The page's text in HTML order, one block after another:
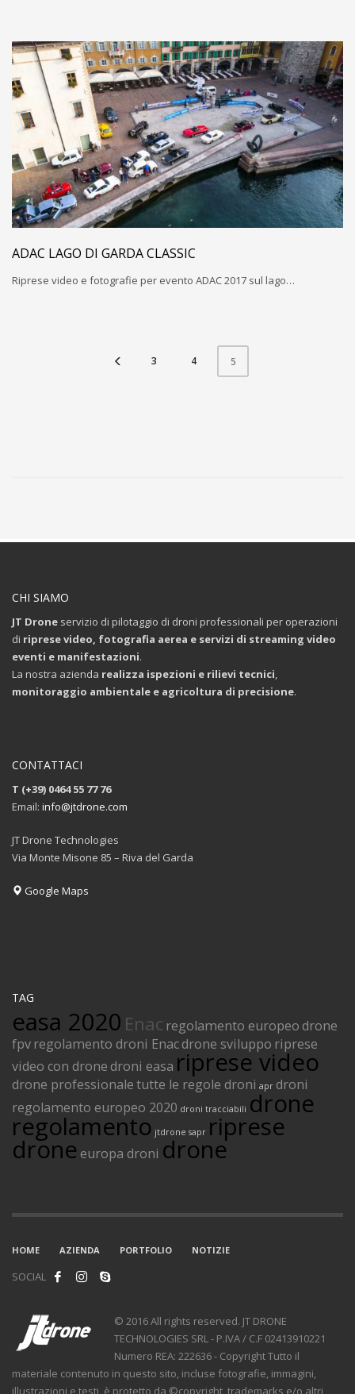
ADAC LAGO DI GARDA CLASSIC
Riprese video e fotografie per evento ADAC 2017 sul lago…
3 4 5
CHI SIAMO
JT Drone servizio di pilotaggio di droni professionali per operazioni
di riprese video, fotografia aerea e servizi di streaming video
eventi e manifestazioni.
La nostra azienda realizza ispezioni e rilievi tecnici
monitoraggio ambientale e agricoltura di precisione.
CONTATTACI
T (+39) 0464 55 77 76
Email: info@jtdrone.com
JT Drone Technologies
Via Monte Misone 85 – Riva del Garda
Google Maps
TAG
easa 2020 Enac regolamento europeodrone
fpvregolamento droni Enacdrone sviluppo riprese
video con dronedroni easa riprese video
drone professionaletutte le regole droni apr droni
regolamento europeo 2020 droni tracciabili drone
regolamento jtdrone sapr riprese
drone europa droni drone
HOME AZIENDA PORTFOLIO NOTIZIE
SOCIAL
© 2016 All rights reserved. JT DRONE
TECHNOLOGIES SRL - P.IVA / C.F 02413910221
Numero REA: 222636 - Copyright Tutto il
materiale contenuto in questo sito, incluse fotografie, immagini,
illustrazioni e testi, è protetto da ©copyright, trademarks e/o altri